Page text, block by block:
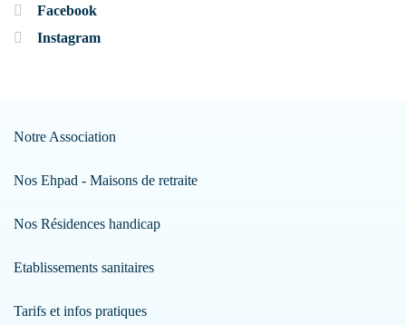
Facebook
Instagram
Notre Association
Nos Ehpad - Maisons de retraite
Nos Résidences handicap
Etablissements sanitaires
Tarifs et infos pratiques